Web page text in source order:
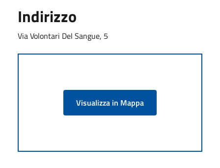
Indirizzo
Via Volontari Del Sangue, 5
Visualizza in Mappa